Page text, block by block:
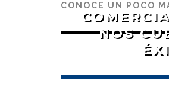
CONOCE UN POCO
NOS